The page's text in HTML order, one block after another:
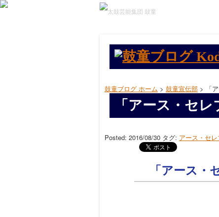
鼓童ブログ ホーム > 鼓童宣伝部 > 「
「アース・セ
Posted: 2016/08/30 タグ: アース・セ
「アース・